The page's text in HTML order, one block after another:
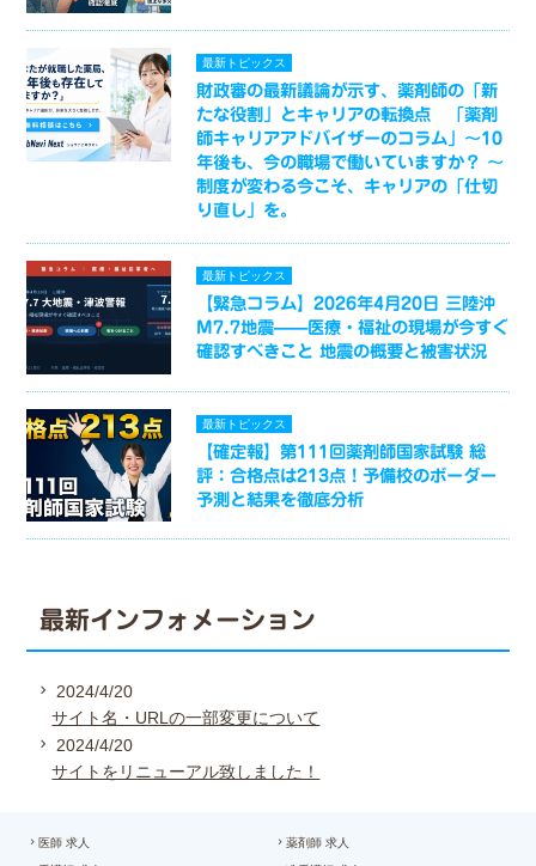
最新トピックス
財政審の最新議論が示す、薬剤師の「新
たな役割」とキャリアの転換点 「薬剤
師キャリアアドバイザーのコラム」～10
年後も、今の職場で働いていますか？ ～
制度が変わる今こそ、キャリアの「仕切
り直し」を。
最新トピックス
【緊急コラム】2026年4月20日 三陸沖
M7.7地震——医療・福祉の現場が今すぐ
確認すべきこと 地震の概要と被害状況
最新トピックス
【確定報】第111回薬剤師国家試験 総
評：合格点は213点！予備校のボーダー
予測と結果を徹底分析
最新インフォメーション
2024/4/20
サイト名・URLの一部変更について
2024/4/20
サイトをリニューアル致しました！
医師 求人 薬剤師 求人